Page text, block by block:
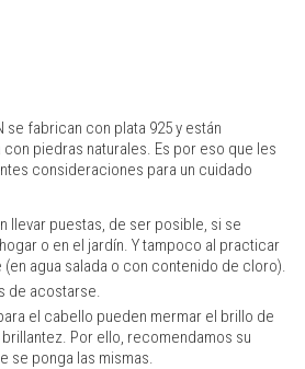
se fabrican con plata 925 y están
piedras naturales. Es por eso que les
consideraciones para un cuidado
llevar puestas, de ser posible, si se
o en el jardín. Y tampoco al practicar
agua salada o con contenido de cloro).
de acostarse.
el cabello pueden mermar el brillo de
Por ello, recomendamos su
se ponga las mismas.